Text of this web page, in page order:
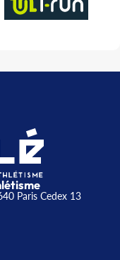
Paris Cedex 13